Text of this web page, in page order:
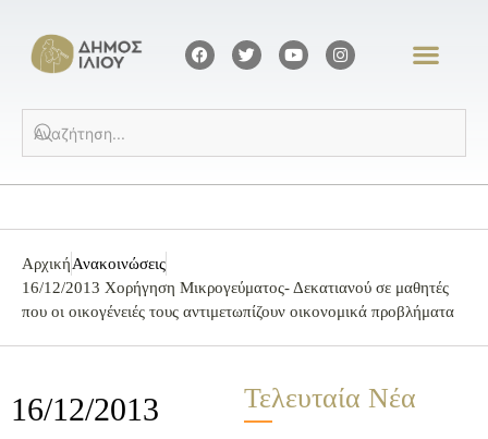
ΑρχικήΑνακοινώσεις
16/12/2013 Χορήγηση Μικρογεύματος- Δεκατιανού σε μαθητές
που οι οικογένειές τους αντιμετωπίζουν οικονομικά προβλήματα
16/12/2013
Τελευταία Νέα